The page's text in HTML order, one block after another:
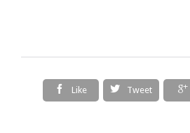
 Like  Tweet 